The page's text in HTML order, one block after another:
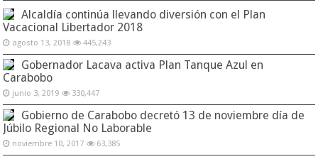
Alcaldía continúa llevando diversión con el Plan
Vacacional Libertador 2018
agosto 13, 2018 445,243
Gobernador Lacava activa Plan Tanque Azul en
Carabobo
junio 3, 2019 330,447
Gobierno de Carabobo decretó 13 de noviembre día de
Júbilo Regional No Laborable
noviembre 10, 2017 63,385